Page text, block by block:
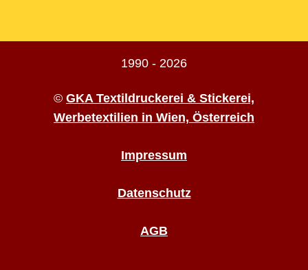
1990 - 2026
© GKA Textildruckerei & Stickerei,
Werbetextilien in Wien, Österreich
Impressum
Datenschutz
AGB